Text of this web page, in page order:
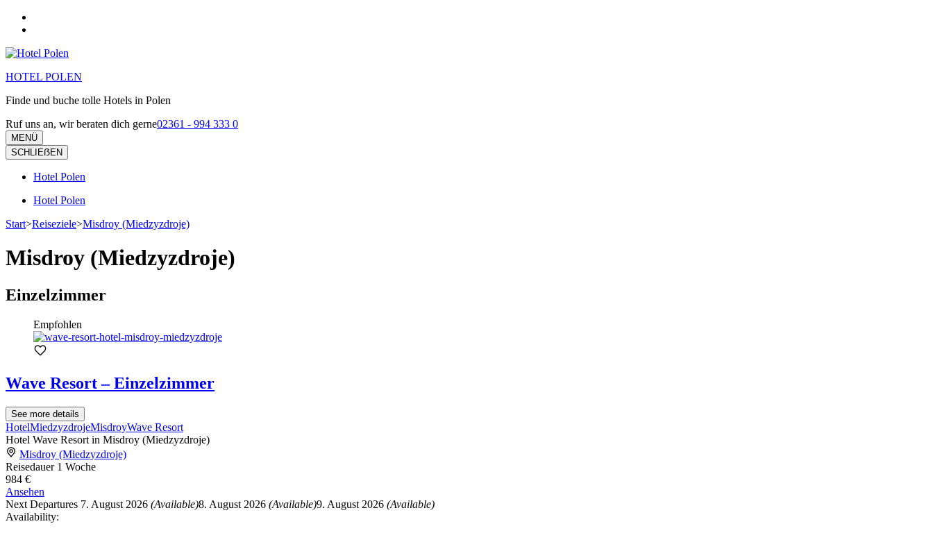
Zum
Inhalt
(Eingabetaste
HOTEL POLEN
Finde und buche tolle Hotels in Polen
Ruf uns an, wir beraten dich gerne02361 - 994 333 0
MENÜ
SCHLIEẞEN
Hotel Polen
Hotel Polen
Start>Reiseziele>Misdroy (Miedzyzdroje)
Misdroy (Miedzyzdroje)
Einzelzimmer
Empfohlen
Wave Resort – Einzelzimmer
See more details
HotelMiedzyzdrojeMisdroyWave Resort
Hotel Wave Resort in Misdroy (Miedzyzdroje)
Misdroy (Miedzyzdroje)
Reisedauer 1 Woche
984 €
Ansehen
Next Departures 7. August 2026 (Available)8. August 2026 (Available)9. August 2026 (Available)
Availability: